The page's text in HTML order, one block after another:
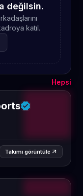
değilsin.
katıl.
Hepsi
Takımı görüntüle arrow_outward